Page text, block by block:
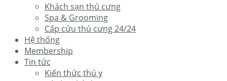
Khách sạn thú cưng
Spa & Grooming
Cấp cứu thú cưng 24/24
Hệ thống
Membership
Tin tức
Kiến thức thú y